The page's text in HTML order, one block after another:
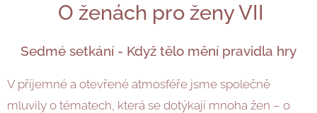
O ženách pro ženy VII
Sedmé setkání - Když tělo mění pravidla hry
V příjemné a otevřené atmosféře jsme společně
mluvily o tématech, která se dotýkají mnoha žen – o